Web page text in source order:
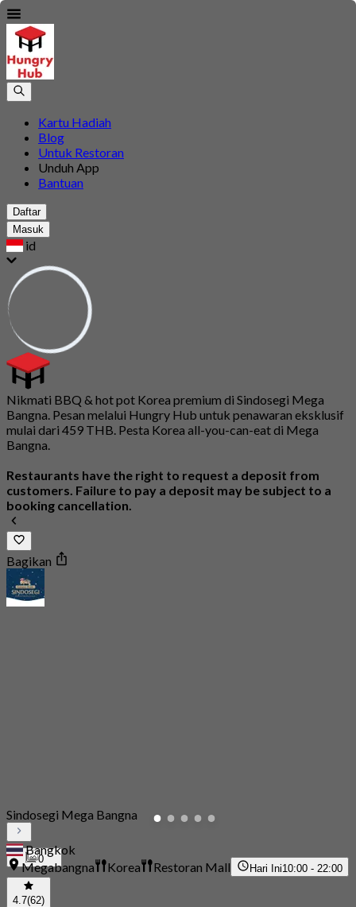
Kartu Hadiah
Blog
Untuk Restoran
Unduh App
Bantuan
Daftar
Masuk
id
Nikmati BBQ & hot pot Korea premium di Sindosegi Mega
Bangna. Pesan melalui Hungry Hub untuk penawaran eksklusif
mulai dari 459 THB. Pesta Korea all-you-can-eat di Mega
Bangna.
Restaurants have the right to request a deposit from
customers. Failure to pay a deposit may be subject to a
booking cancellation.
Bagikan
0
Sindosegi Mega Bangna
Bangkok
Megabangna
Korea Restoran Mall Hari Ini10:00 - 22:00
4.7(62)